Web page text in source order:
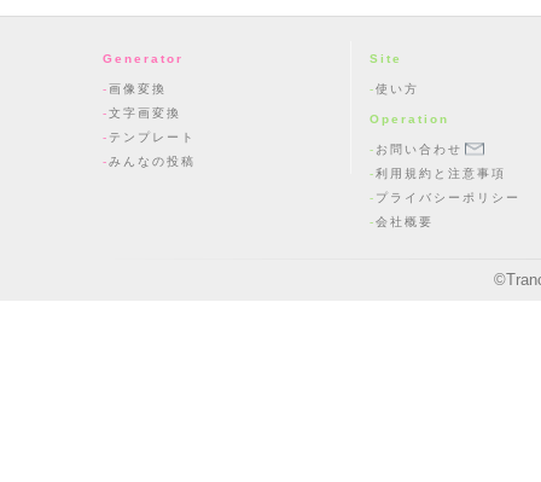
Generator
画像変換
文字画変換
テンプレート
みんなの投稿
Site
使い方
Operation
お問い合わせ
利用規約と注意事項
プライバシーポリシー
会社概要
©